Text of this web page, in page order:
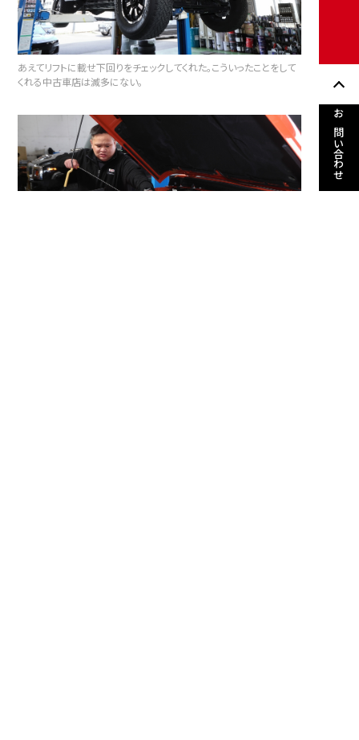
お問い合わせ
あえてリフトに載せ下回りをチェックしてくれた。こういったことをして
くれる中古車店は滅多にない。